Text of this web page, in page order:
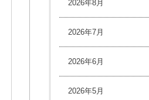
2026年8月
2026年7月
2026年6月
2026年5月